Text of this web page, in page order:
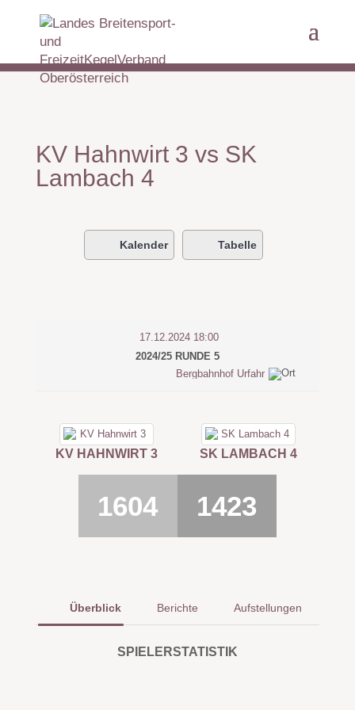
KV Hahnwirt 3 vs SK
Lambach 4
Kalender Tabelle
17.12.2024 18:00
2024/25 RUNDE 5
Bergbahnhof Urfahr
KV HAHNWIRT 3 SK LAMBACH 4
1604 1423
Überblick Berichte Aufstellungen
SPIELERSTATISTIK